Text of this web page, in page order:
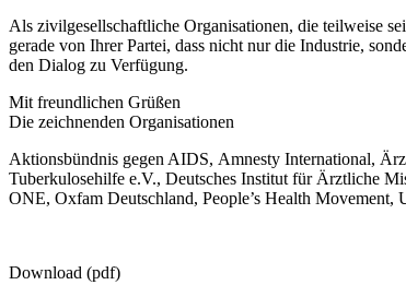
Als zivilgesellschaftliche Organisationen, die teilweise
gerade von Ihrer Partei, dass nicht nur die Industrie,
den Dialog zu Verfügung.
Mit freundlichen Grüßen
Die zeichnenden Organisationen
Aktionsbündnis gegen AIDS, Amnesty International,
Tuberkulosehilfe e.V., Deutsches Institut für Ärztliche
ONE, Oxfam Deutschland, People’s Health
Download (pdf)